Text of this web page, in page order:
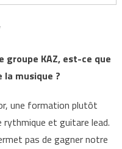
groupe KAZ, est-ce que
la musique ?
une formation plutôt
et guitare lead.
pas de gagner notre